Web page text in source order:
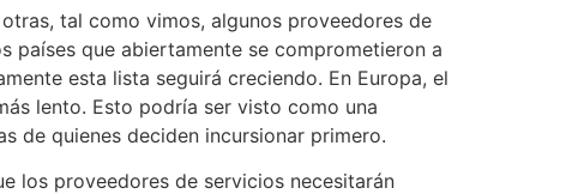
tal como vimos, algunos proveedores de
países que abiertamente se comprometieron a
esta lista seguirá creciendo. En Europa, el
lento. Esto podría ser visto como una
de quienes deciden incursionar primero.
los proveedores de servicios necesitarán